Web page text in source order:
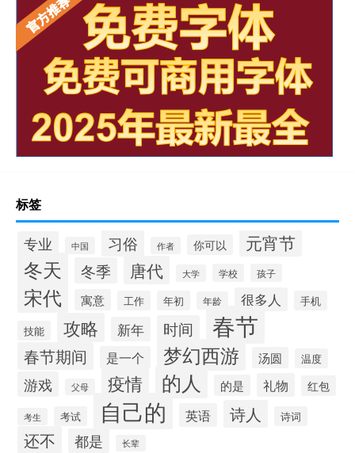
标签
专业 中国 习俗 作者 你可以 元宵节
冬天 冬季 唐代 大学 学校 孩子
宋代 寓意 工作 年初 年龄 很多人
手机
技能
攻略 新年 时间 春节
春节期间 是一个 梦幻西游 汤圆 温度
游戏 父母 疫情 的人 的是 礼物 红包
考生 考试 自己的 英语 诗人 诗词
还不 都是 长辈